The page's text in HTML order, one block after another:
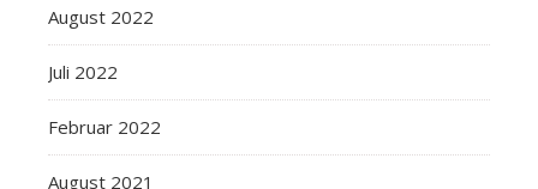
August 2022
Juli 2022
Februar 2022
August 2021